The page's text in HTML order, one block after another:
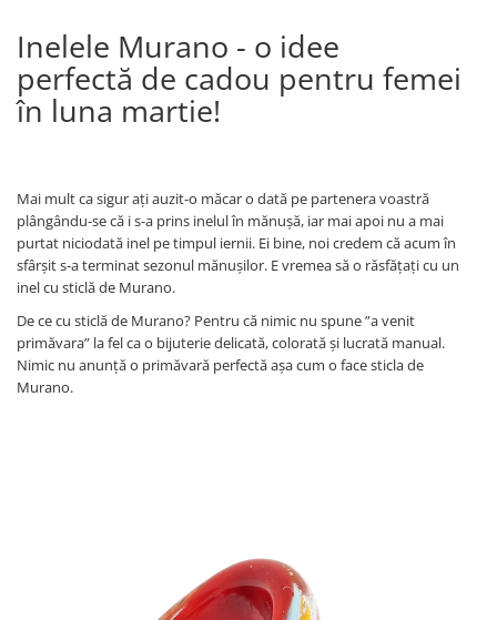
Inelele Murano - o idee
perfectă de cadou pentru femei
în luna martie!
Mai mult ca sigur ați auzit-o măcar o dată pe partenera voastră
plângându-se că i s-a prins inelul în mănușă, iar mai apoi nu a mai
purtat niciodată inel pe timpul iernii. Ei bine, noi credem că acum în
sfârșit s-a terminat sezonul mănușilor. E vremea să o răsfățați cu un
inel cu sticlă de Murano.
De ce cu sticlă de Murano? Pentru că nimic nu spune ”a venit
primăvara” la fel ca o bijuterie delicată, colorată și lucrată manual.
Nimic nu anunță o primăvară perfectă așa cum o face sticla de
Murano.